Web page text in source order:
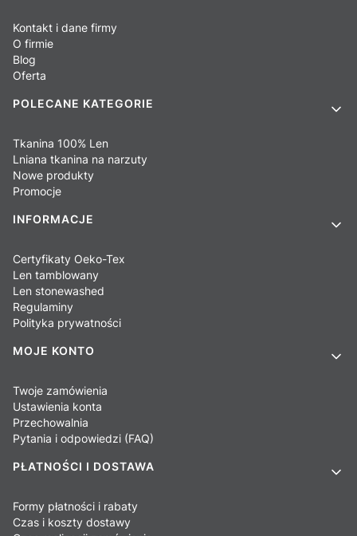
Kontakt i dane firmy
O firmie
Blog
Oferta
POLECANE KATEGORIE
Tkanina 100% Len
Lniana tkanina na narzuty
Nowe produkty
Promocje
INFORMACJE
Certyfikaty Oeko-Tex
Len tamblowany
Len stonewashed
Regulaminy
Polityka prywatności
MOJE KONTO
Twoje zamówienia
Ustawienia konta
Przechowalnia
Pytania i odpowiedzi (FAQ)
PŁATNOŚCI I DOSTAWA
Formy płatności i rabaty
Czas i koszty dostawy